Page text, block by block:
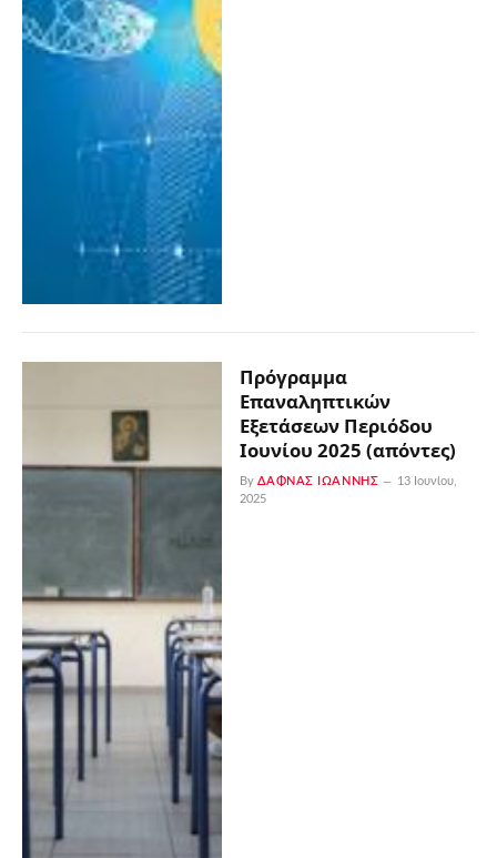
Πρόγραμμα
Επαναληπτικών
Εξετάσεων Περιόδου
Ιουνίου 2025 (απόντες)
By ΔΑΦΝΆΣ ΙΩΆΝΝΗΣ
13 Ιουνίου,
2025